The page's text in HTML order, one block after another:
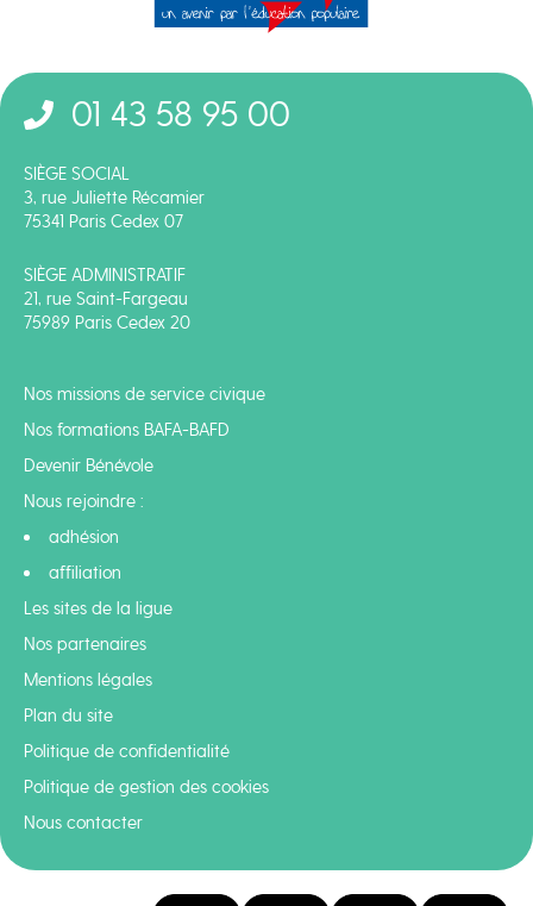
01 43 58 95 00
SIÈGE SOCIAL
3, rue Juliette Récamier
75341 Paris Cedex 07
SIÈGE ADMINISTRATIF
21, rue Saint-Fargeau
75989 Paris Cedex 20
Nos missions de service civique
Nos formations BAFA-BAFD
Devenir Bénévole
Nous rejoindre :
adhésion
affiliation
Les sites de la ligue
Nos partenaires
Mentions légales
Plan du site
Politique de confidentialité
Politique de gestion des cookies
Nous contacter